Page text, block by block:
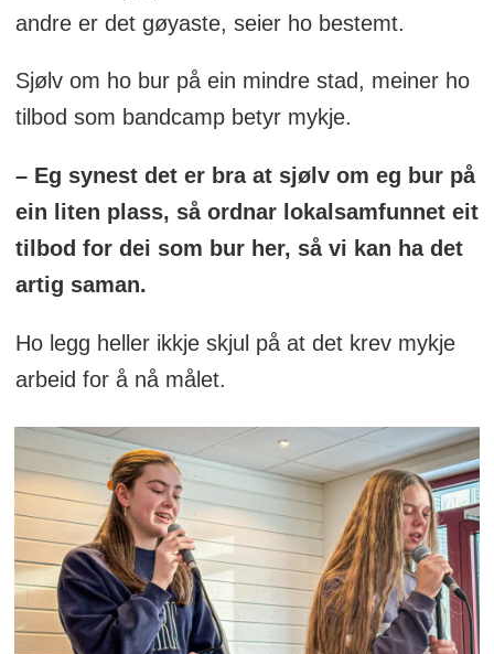
andre er det gøyaste, seier ho bestemt.
Sjølv om ho bur på ein mindre stad, meiner ho
tilbod som bandcamp betyr mykje.
– Eg synest det er bra at sjølv om eg bur på
ein liten plass, så ordnar lokalsamfunnet eit
tilbod for dei som bur her, så vi kan ha det
artig saman.
Ho legg heller ikkje skjul på at det krev mykje
arbeid for å nå målet.